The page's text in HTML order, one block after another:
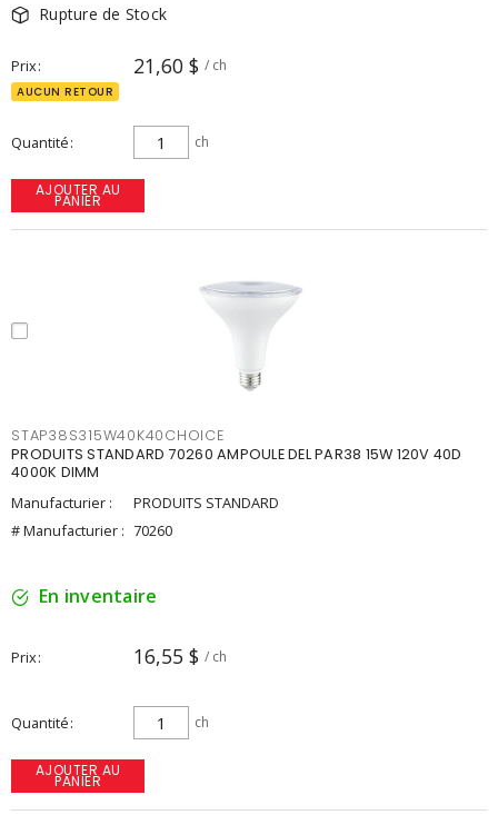
Rupture de Stock
Prix 21,60 $ / ch
AUCUN RETOUR
Quantité ch
AJOUTER AU
PANIER
STAP38S315W40K40CHOICE
PRODUITS STANDARD 70260 AMPOULE DEL PAR38 15W 120V 40D
4000K DIMM
Manufacturier :
PRODUITS STANDARD
# Manufacturier : 70260
En inventaire
Prix 16,55 $ / ch
Quantité ch
AJOUTER AU
PANIER